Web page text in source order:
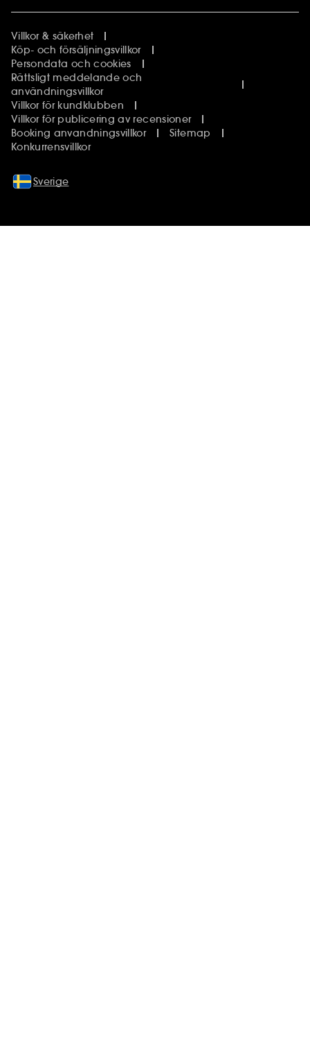
Villkor & säkerhet
Köp- och försäljningsvillkor
Persondata och cookies
Rättsligt meddelande och
användningsvillkor
Villkor för kundklubben
Villkor för publicering av recensioner
Booking anvandningsvillkor
Sitemap
Konkurrensvillkor
Sverige